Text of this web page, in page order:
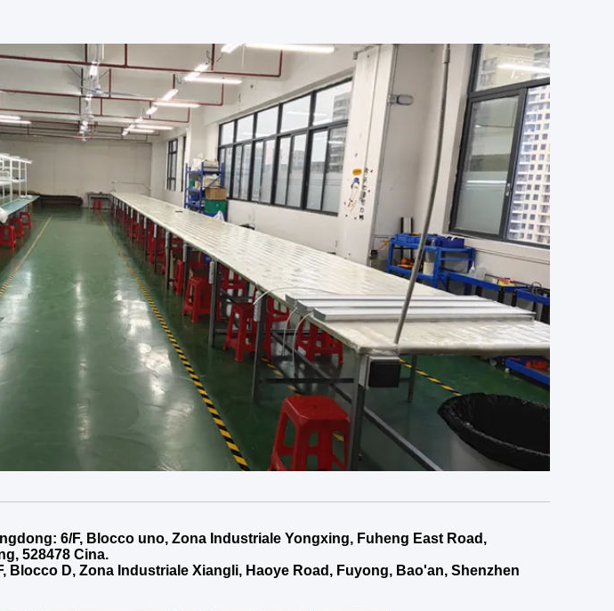
6/F, Blocco uno, Zona Industriale Yongxing, Fuheng East Road,
528478 Cina.
Blocco D, Zona Industriale Xiangli, Haoye Road, Fuyong, Bao'an, Shenzhen